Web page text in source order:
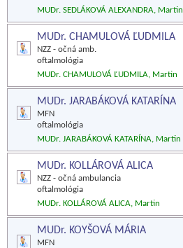
MUDr. SEDLÁKOVÁ ALEXANDRA, Martin
MUDr. CHAMULOVÁ ĽUDMILA
NZZ - očná amb.
oftalmológia
MUDr. CHAMULOVÁ ĽUDMILA, Martin
MUDr. JARABÁKOVÁ KATARÍNA
MFN
oftalmológia
MUDr. JARABÁKOVÁ KATARÍNA, Martin
MUDr. KOLLÁROVÁ ALICA
NZZ - očná ambulancia
oftalmológia
MUDr. KOLLÁROVÁ ALICA, Martin
MUDr. KOYŠOVÁ MÁRIA
MFN